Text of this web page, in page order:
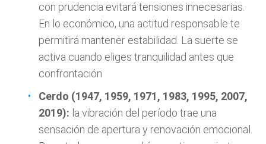
con prudencia evitará tensiones innecesarias.
En lo económico, una actitud responsable te
permitirá mantener estabilidad. La suerte se
activa cuando eliges tranquilidad antes que
confrontación
Cerdo (1947, 1959, 1971, 1983, 1995, 2007,
2019): la vibración del período trae una
sensación de apertura y renovación emocional.